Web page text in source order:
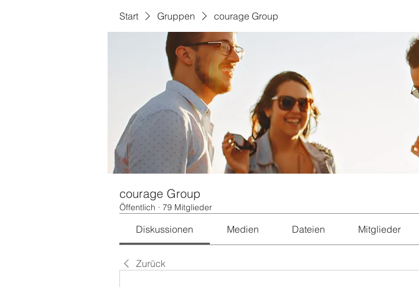
Start Gruppen courage Group
courage Group
Öffentlich · 79 Mitglieder
Diskussionen Medien Dateien Mitglieder
Zurück